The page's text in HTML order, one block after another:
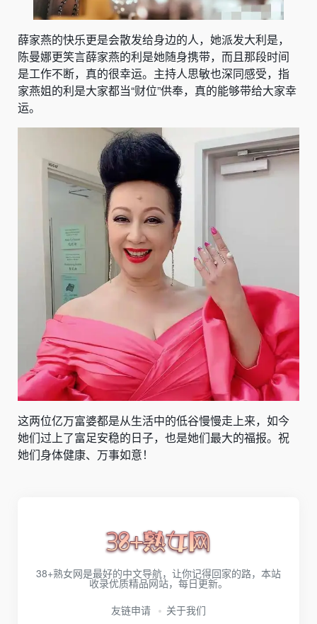
薛家燕的快乐更是会散发给身边的人，她派发大利是，
陈曼娜更笑言薛家燕的利是她随身携带，而且那段时间
是工作不断，真的很幸运。主持人思敏也深同感受，指
家燕姐的利是大家都当“财位”供奉，真的能够带给大家幸
运。
这两位亿万富婆都是从生活中的低谷慢慢走上来，如今
她们过上了富足安稳的日子，也是她们最大的福报。祝
她们身体健康、万事如意！
38+熟女网是最好的中文导航，让你记得回家的路，本站
收录优质精品网站，每日更新。
友链申请
关于我们